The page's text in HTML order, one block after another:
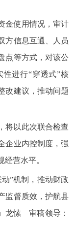
金使用情况，审计
方信息互通、人员
点等方式，对该公
进行“穿透式”核
改建议，推动问题
将以此次联合检查
企业内控制度，强
营水平。
”机制，推动财政
监督质效，护航县
龙愫 审稿领导：